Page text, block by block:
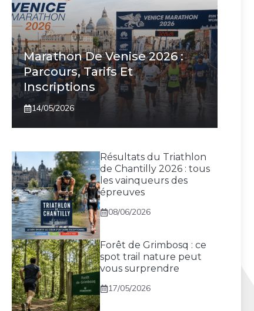
Marathon De Venise 2026 :
Parcours, Tarifs Et
Inscriptions
14/05/2026
Résultats du Triathlon
de Chantilly 2026 : tous
les vainqueurs des
épreuves
08/06/2026
Forêt de Grimbosq : ce
spot trail nature peut
vous surprendre
17/05/2026